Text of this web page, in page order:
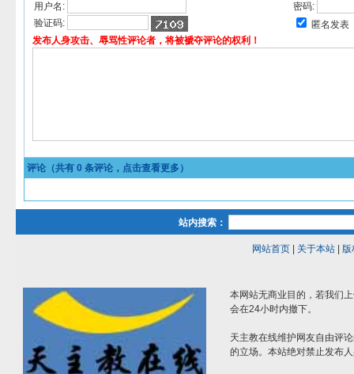
用户名:
密码:
验证码:
匿名发表
发布人身攻击、辱骂性评论者，将被褫夺评论的权利！
评论（共有 0 条评论，点击查看更多）
站内搜索：
网站首页| 关于本站| 版
本网站无商业目的，若我们
会在24小时内撤下。
天主教在线维护网友自由评
的立场。本站绝对禁止发布